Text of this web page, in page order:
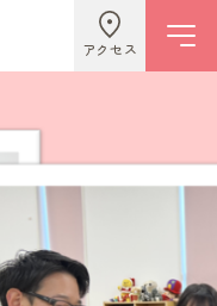
アクセス